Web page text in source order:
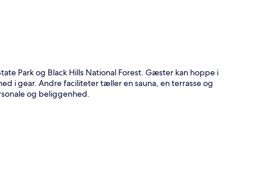
Park og Black Hills National Forest. Gæster kan hoppe i
i gear. Andre faciliteter tæller en sauna, en terrasse og
og beliggenhed.